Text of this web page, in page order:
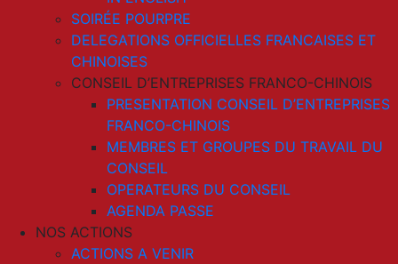
SOIRÉE POURPRE
DELEGATIONS OFFICIELLES FRANCAISES ET
CHINOISES
CONSEIL D’ENTREPRISES FRANCO-CHINOIS
PRESENTATION CONSEIL D’ENTREPRISES
FRANCO-CHINOIS
MEMBRES ET GROUPES DU TRAVAIL DU
CONSEIL
OPERATEURS DU CONSEIL
AGENDA PASSE
NOS ACTIONS
ACTIONS A VENIR